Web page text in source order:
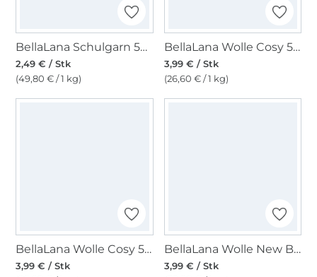
BellaLana Schulgarn 50gr. , weiss
2,49 € / Stk
(49,80 € / 1 kg)
BellaLana Wolle Cosy 50gr. , beige
3,99 € / Stk
(26,60 € / 1 kg)
BellaLana Wolle Cosy 50gr. , schwarz
3,99 € / Stk
BellaLana Wolle New Bamboo 50gr. , lila-weiss
3,99 € / Stk